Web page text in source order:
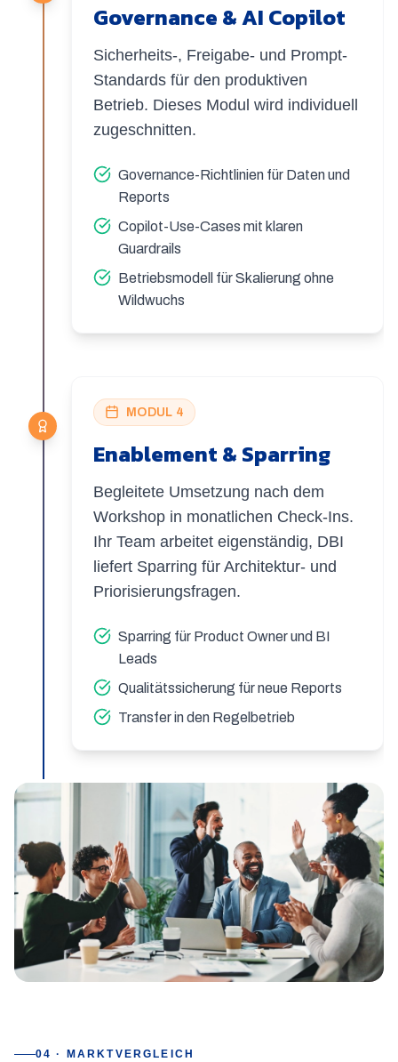
Governance & AI Copilot
Sicherheits-, Freigabe- und Prompt-
Standards für den produktiven
Betrieb. Dieses Modul wird individuell
zugeschnitten.
Governance-Richtlinien für Daten und
Reports
Copilot-Use-Cases mit klaren
Guardrails
Betriebsmodell für Skalierung ohne
Wildwuchs
MODUL 4
Enablement & Sparring
Begleitete Umsetzung nach dem
Workshop in monatlichen Check-Ins.
Ihr Team arbeitet eigenständig, DBI
liefert Sparring für Architektur- und
Priorisierungsfragen.
Sparring für Product Owner und BI
Leads
Qualitätssicherung für neue Reports
Transfer in den Regelbetrieb
04 · MARKTVERGLEICH